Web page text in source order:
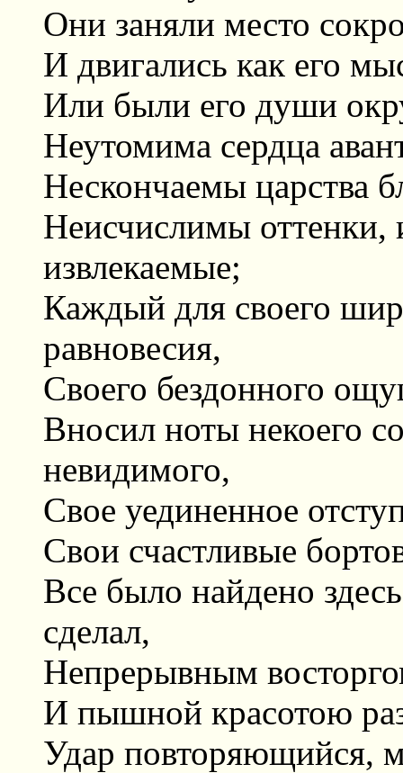
Они заняли место
И двигались как его
Или были его души
Неутомима сердца
Нескончаемы царства
Неисчислимы оттенки,
извлекаемые;
Каждый для своего
равновесия,
Своего бездонного
Вносил ноты некоего
невидимого,
Свое уединенное
Свои счастливые
Все было найдено
сделал,
Непрерывным
И пышной красотою
Удар повторяющийся,